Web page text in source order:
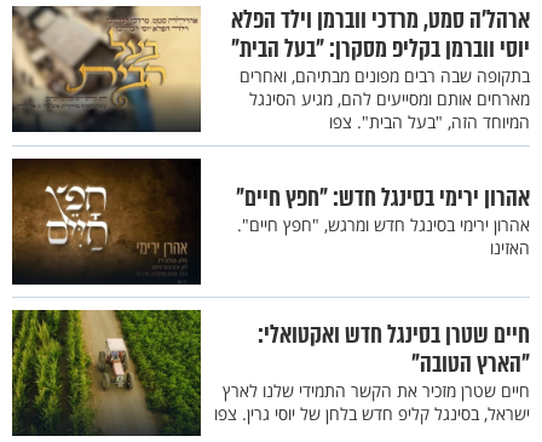
ארהל'ה סמט, מרדכי ווברמן וילד הפלא
יוסי ווברמן בקליפ מסקרן: "בעל הבית"
בתקופה שבה רבים מפונים מבתיהם, ואחרים
מארחים אותם ומסייעים להם, מגיע הסינגל
המיוחד הזה, "בעל הבית". צפו
אהרון ירימי בסינגל חדש: "חפץ חיים"
אהרון ירימי בסינגל חדש ומרגש, "חפץ חיים".
האזינו
חיים שטרן בסינגל חדש ואקטואלי:
"הארץ הטובה"
חיים שטרן מזכיר את הקשר התמידי שלנו לארץ
ישראל, בסינגל קליפ חדש בלחן של יוסי גרין. צפו